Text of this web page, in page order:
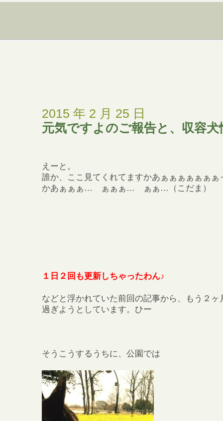
2015 年 2 月 25 日
元気ですよのご報告と、収容犬
えーと。
誰か、ここ見てくれてますかあぁぁぁぁぁぁぁ
かあぁぁぁ… ぁぁぁ… ぁぁ…（こだま）
１日２回も更新しちゃったわん♪
などと浮かれていた前回の記事から、もう２ヶ
過ぎようとしています。ひー
そうこうするうちに、公園では